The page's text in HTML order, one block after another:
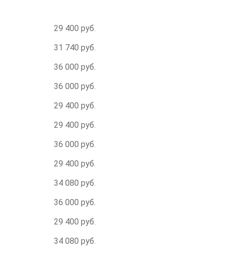
29 400 руб.
31 740 руб.
36 000 руб.
36 000 руб.
29 400 руб.
29 400 руб.
36 000 руб.
29 400 руб.
34 080 руб.
36 000 руб.
29 400 руб.
34 080 руб.